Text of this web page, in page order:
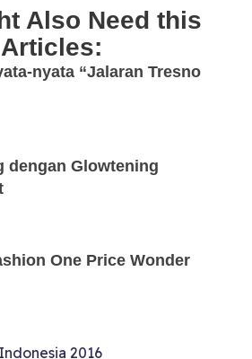
Also Need this
Articles:
nyata “Jalaran Tresno
dengan Glowtening
One Price Wonder